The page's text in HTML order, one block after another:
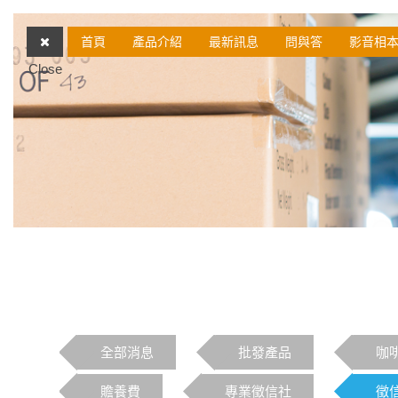
Close
首頁 產品介紹 最新訊息 問與答 影音相本
全部消息 批發產品 咖
贍養費 專業徵信社 徵